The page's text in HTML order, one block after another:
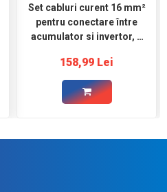
Set cabluri curent 16 mm²
pentru conectare între
acumulator si invertor, 2
conectori Ø8
158,99 Lei